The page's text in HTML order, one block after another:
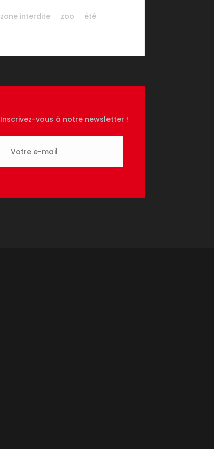
zone interdite zoo été
Inscrivez-vous à notre newsletter !